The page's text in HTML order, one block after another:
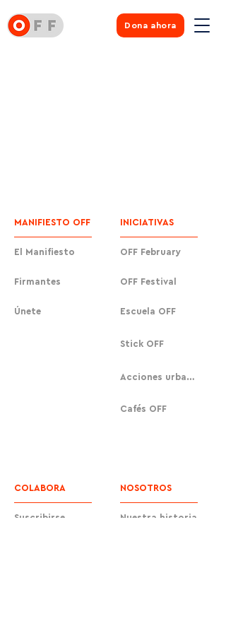
Dona ahora
MANIFIESTO OFF
El Manifiesto
Firmantes
Únete
INICIATIVAS
OFF February
OFF Festival
Escuela OFF
Stick OFF
Acciones urbanas
Cafés OFF
COLABORA
Suscribirse
NOSOTROS
Nuestra historia